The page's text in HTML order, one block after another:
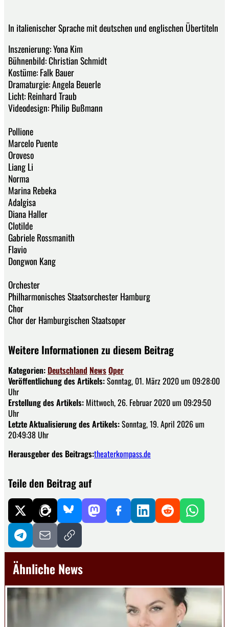
In italienischer Sprache mit deutschen und englischen Übertiteln
Inszenierung: Yona Kim
Bühnenbild: Christian Schmidt
Kostüme: Falk Bauer
Dramaturgie: Angela Beuerle
Licht: Reinhard Traub
Videodesign: Philip Bußmann
Pollione
Marcelo Puente
Oroveso
Liang Li
Norma
Marina Rebeka
Adalgisa
Diana Haller
Clotilde
Gabriele Rossmanith
Flavio
Dongwon Kang
Orchester
Philharmonisches Staatsorchester Hamburg
Chor
Chor der Hamburgischen Staatsoper
Weitere Informationen zu diesem Beitrag
Kategorien: Deutschland NewsOper
Veröffentlichung des Artikels:Sonntag, 01. März 2020 um 09:28:00
Uhr
Erstellung des Artikels: Mittwoch, 26. Februar 2020 um 09:29:50
Uhr
Letzte Aktualisierung des Artikels:Sonntag, 19. April 2026 um
20:49:38 Uhr
Herausgeber des Beitrags:theaterkompass.de
Teile den Beitrag auf
Ähnliche News